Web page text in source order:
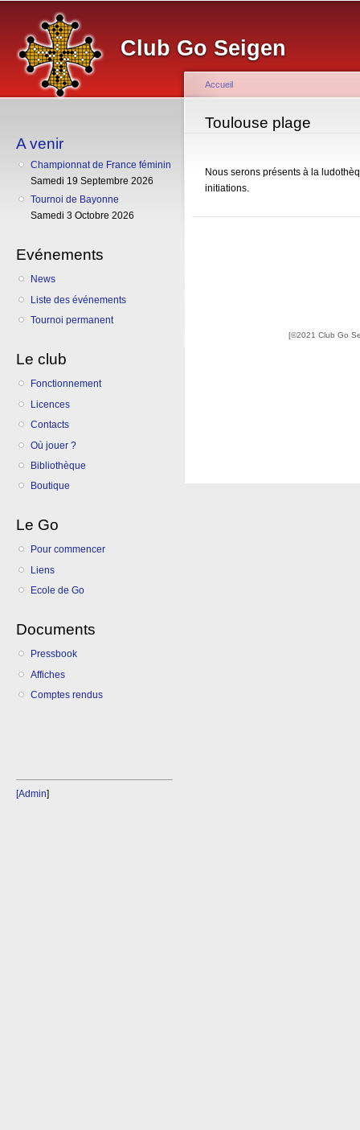
Club Go Seigen
A venir
Championnat de France féminin
Samedi 19 Septembre 2026
Tournoi de Bayonne
Samedi 3 Octobre 2026
Evénements
News
Liste des événements
Tournoi permanent
Le club
Fonctionnement
Licences
Contacts
Où jouer ?
Bibliothèque
Boutique
Le Go
Pour commencer
Liens
Ecole de Go
Documents
Pressbook
Affiches
Comptes rendus
[Admin]
Vous êtes ici
Accueil
Toulouse plage
Nous serons présents à la
initiations.
[©2021 Club Go